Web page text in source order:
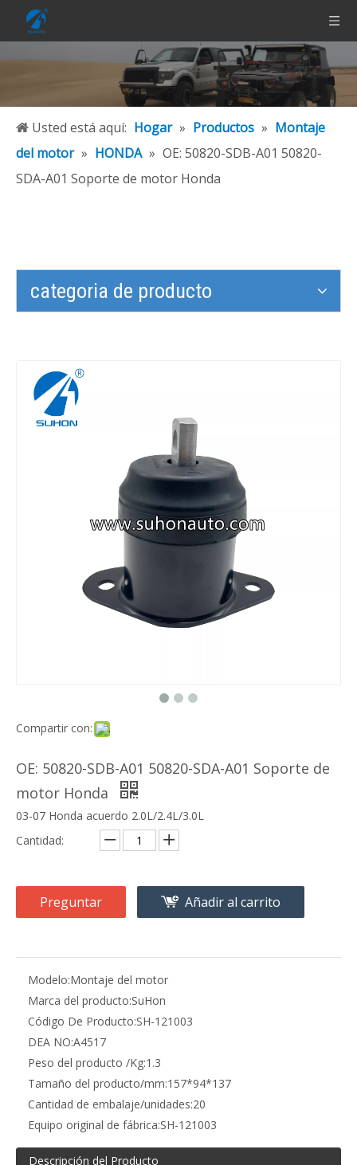
Usted está aquí: Hogar » Productos » Montaje
del motor » HONDA » OE: 50820-SDB-A01 50820-
SDA-A01 Soporte de motor Honda
categoria de producto
Compartir con:
OE: 50820-SDB-A01 50820-SDA-A01 Soporte de
motor Honda
03-07 Honda acuerdo 2.0L/2.4L/3.0L
Cantidad:
Preguntar Añadir al carrito
Modelo:Montaje del motor
Marca del producto:SuHon
Código De Producto:SH-121003
DEA NO:A4517
Peso del producto /Kg:1.3
Tamaño del producto/mm:157*94*137
Cantidad de embalaje/unidades:20
Equipo original de fábrica:SH-121003
Descripción del Producto